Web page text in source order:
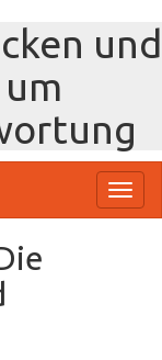
und